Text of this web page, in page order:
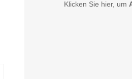
Klicken Sie hier, um